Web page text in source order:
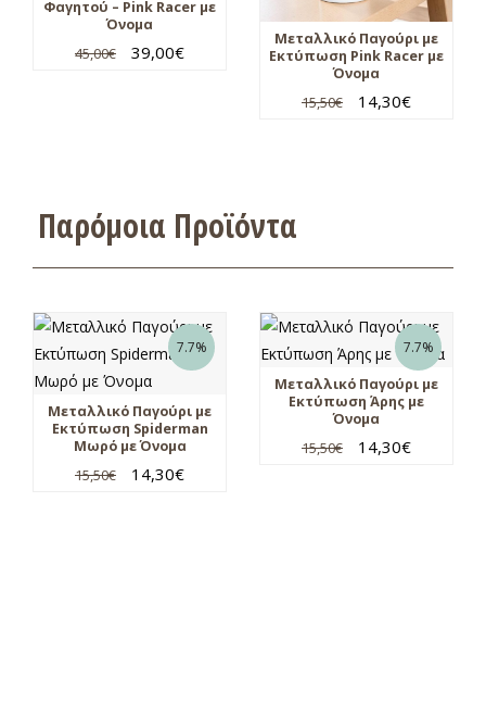
Φαγητού – Pink Racer με
Όνομα
45,00€ 39,00€
Μεταλλικό Παγούρι με
Εκτύπωση Pink Racer με
Όνομα
15,50€ 14,30€
Παρόμοια Προϊόντα
7.7%
Μεταλλικό Παγούρι με
Εκτύπωση Spiderman
Μωρό με Όνομα
15,50€ 14,30€
7.7%
Μεταλλικό Παγούρι με
Εκτύπωση Άρης με
Όνομα
15,50€ 14,30€